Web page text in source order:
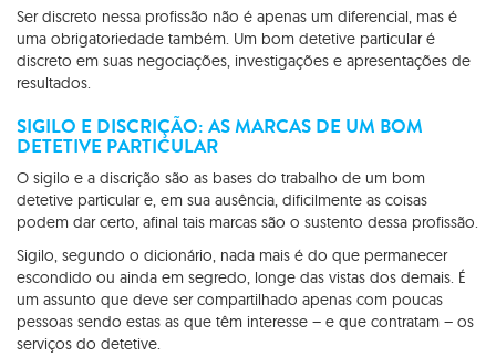
Ser discreto nessa profissão não é apenas um diferencial, mas é
uma obrigatoriedade também. Um bom detetive particular é
discreto em suas negociações, investigações e apresentações de
resultados.
SIGILO E DISCRIÇÃO: AS MARCAS DE UM BOM
DETETIVE PARTICULAR
O sigilo e a discrição são as bases do trabalho de um bom
detetive particular e, em sua ausência, dificilmente as coisas
podem dar certo, afinal tais marcas são o sustento dessa profissão.
Sigilo, segundo o dicionário, nada mais é do que permanecer
escondido ou ainda em segredo, longe das vistas dos demais. É
um assunto que deve ser compartilhado apenas com poucas
pessoas sendo estas as que têm interesse – e que contratam – os
serviços do detetive.